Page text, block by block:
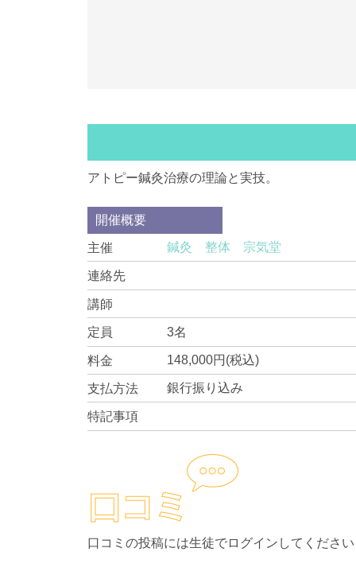
アトピー鍼灸治療の理論と実技。
開催概要
主催 鍼灸 整体 宗気堂
連絡先
講師
定員 3名
料金 148,000円(税込)
支払方法 銀行振り込み
特記事項
口コミの投稿には生徒でログインしてください